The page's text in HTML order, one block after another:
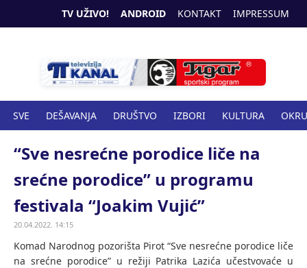
TV UŽIVO! ANDROID KONTAKT IMPRESSUM
SVE DEŠAVANJA DRUŠTVO IZBORI KULTURA
SPORT ZANIMLJIVOSTI ZDRAVSTVO
“Sve nesrećne porodice liče na
srećne porodice” u programu
festivala “Joakim Vujić”
20.04.2022. 14:15
Komad Narodnog pozorišta Pirot “Sve nesrećne porodice liče
na srećne porodice” u režiji Patrika Lazića učestvovaće u